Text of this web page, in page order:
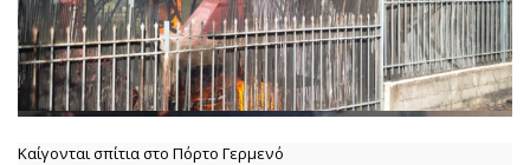
Καίγονται σπίτια στο Πόρτο Γερμενό